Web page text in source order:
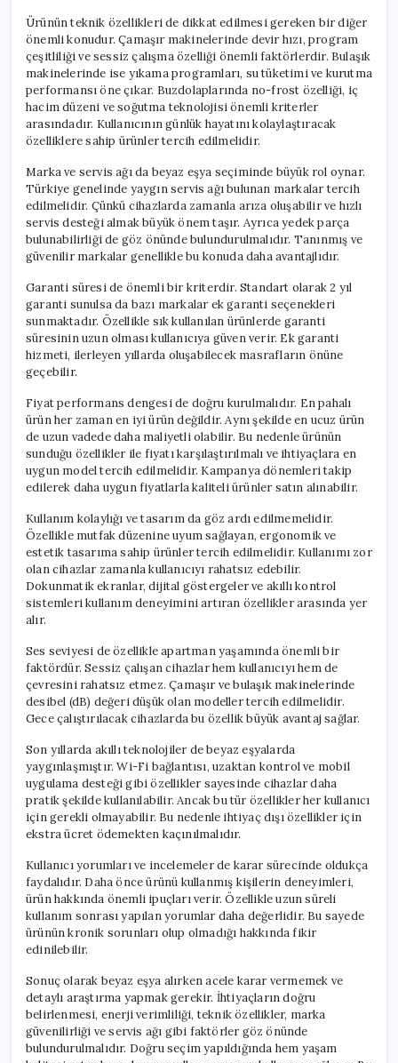
Ürünün teknik özellikleri de dikkat edilmesi gereken bir diğer
önemli konudur. Çamaşır makinelerinde devir hızı, program
çeşitliliği ve sessiz çalışma özelliği önemli faktörlerdir. Bulaşık
makinelerinde ise yıkama programları, su tüketimi ve kurutma
performansı öne çıkar. Buzdolaplarında no-frost özelliği, iç
hacim düzeni ve soğutma teknolojisi önemli kriterler
arasındadır. Kullanıcının günlük hayatını kolaylaştıracak
özelliklere sahip ürünler tercih edilmelidir.
Marka ve servis ağı da beyaz eşya seçiminde büyük rol oynar.
Türkiye genelinde yaygın servis ağı bulunan markalar tercih
edilmelidir. Çünkü cihazlarda zamanla arıza oluşabilir ve hızlı
servis desteği almak büyük önem taşır. Ayrıca yedek parça
bulunabilirliği de göz önünde bulundurulmalıdır. Tanınmış ve
güvenilir markalar genellikle bu konuda daha avantajlıdır.
Garanti süresi de önemli bir kriterdir. Standart olarak 2 yıl
garanti sunulsa da bazı markalar ek garanti seçenekleri
sunmaktadır. Özellikle sık kullanılan ürünlerde garanti
süresinin uzun olması kullanıcıya güven verir. Ek garanti
hizmeti, ilerleyen yıllarda oluşabilecek masrafların önüne
geçebilir.
Fiyat performans dengesi de doğru kurulmalıdır. En pahalı
ürün her zaman en iyi ürün değildir. Aynı şekilde en ucuz ürün
de uzun vadede daha maliyetli olabilir. Bu nedenle ürünün
sunduğu özellikler ile fiyatı karşılaştırılmalı ve ihtiyaçlara en
uygun model tercih edilmelidir. Kampanya dönemleri takip
edilerek daha uygun fiyatlarla kaliteli ürünler satın alınabilir.
Kullanım kolaylığı ve tasarım da göz ardı edilmemelidir.
Özellikle mutfak düzenine uyum sağlayan, ergonomik ve
estetik tasarıma sahip ürünler tercih edilmelidir. Kullanımı zor
olan cihazlar zamanla kullanıcıyı rahatsız edebilir.
Dokunmatik ekranlar, dijital göstergeler ve akıllı kontrol
sistemleri kullanım deneyimini artıran özellikler arasında yer
alır.
Ses seviyesi de özellikle apartman yaşamında önemli bir
faktördür. Sessiz çalışan cihazlar hem kullanıcıyı hem de
çevresini rahatsız etmez. Çamaşır ve bulaşık makinelerinde
desibel (dB) değeri düşük olan modeller tercih edilmelidir.
Gece çalıştırılacak cihazlarda bu özellik büyük avantaj sağlar.
Son yıllarda akıllı teknolojiler de beyaz eşyalarda
yaygınlaşmıştır. Wi-Fi bağlantısı, uzaktan kontrol ve mobil
uygulama desteği gibi özellikler sayesinde cihazlar daha
pratik şekilde kullanılabilir. Ancak bu tür özellikler her kullanıcı
için gerekli olmayabilir. Bu nedenle ihtiyaç dışı özellikler için
ekstra ücret ödemekten kaçınılmalıdır.
Kullanıcı yorumları ve incelemeler de karar sürecinde oldukça
faydalıdır. Daha önce ürünü kullanmış kişilerin deneyimleri,
ürün hakkında önemli ipuçları verir. Özellikle uzun süreli
kullanım sonrası yapılan yorumlar daha değerlidir. Bu sayede
ürünün kronik sorunları olup olmadığı hakkında fikir
edinilebilir.
Sonuç olarak beyaz eşya alırken acele karar vermemek ve
detaylı araştırma yapmak gerekir. İhtiyaçların doğru
belirlenmesi, enerji verimliliği, teknik özellikler, marka
güvenilirliği ve servis ağı gibi faktörler göz önünde
bulundurulmalıdır. Doğru seçim yapıldığında hem yaşam